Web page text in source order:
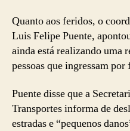
Quanto aos feridos, o
Luis Felipe Puente,
ainda está realizando uma
pessoas que ingressam
Puente disse que a
Transportes informa de
estradas e “pequenos